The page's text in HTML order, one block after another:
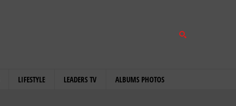
LIFESTYLE LEADERS TV ALBUMS PHOTOS